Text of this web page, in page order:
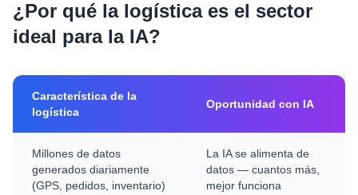
¿Por qué la logística es el sector
ideal para la IA?
Característica de la
logística
Oportunidad con IA
Millones de datos
generados diariamente
(GPS, pedidos, inventario)
La IA se alimenta de
datos — cuantos más,
mejor funciona